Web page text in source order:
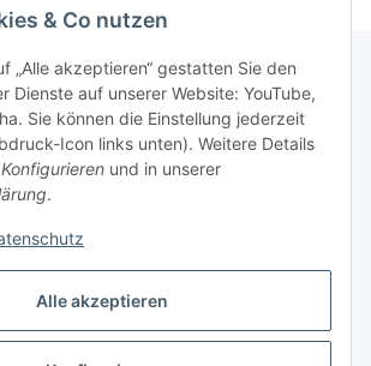
Alle akzeptieren
& Co nutzen
„Alle akzeptieren“ gestatten Sie den
Dienste auf unserer Website: YouTube,
Sie können die Einstellung jederzeit
Icon links unten). Weitere Details
Konfigurieren und in unserer
.